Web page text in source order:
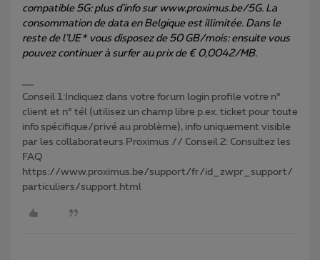
compatible 5G: plus d’info sur www.proximus.be/5G. La
consommation de data en Belgique est illimitée. Dans le
reste de l’UE* vous disposez de 50 GB/mois: ensuite vous
pouvez continuer à surfer au prix de € 0,0042/MB.
Conseil 1:Indiquez dans votre forum login profile votre n°
client et n° tél (utilisez un champ libre p.ex. ticket pour toute
info spécifique/privé au problème), info uniquement visible
par les collaborateurs Proximus // Conseil 2: Consultez les
FAQ
https://www.proximus.be/support/fr/id_zwpr_support/
particuliers/support.html